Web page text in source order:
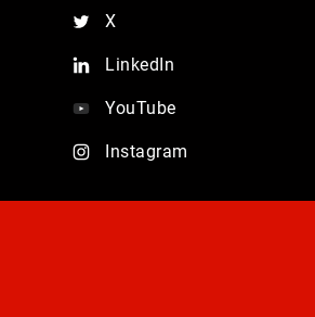
X
LinkedIn
YouTube
Instagram